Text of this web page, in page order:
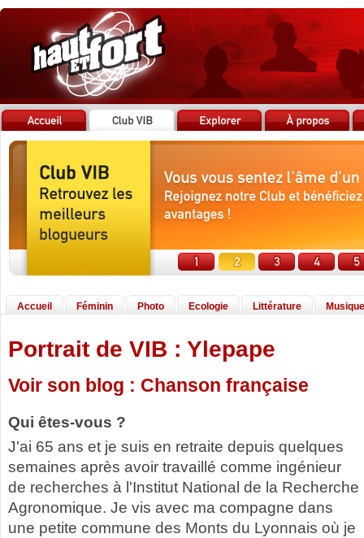
Accueil Féminin Photo Ecologie Littérature Musique
Portrait de VIB : Ylepape
Voir son blog : Chanson française
Qui êtes-vous ?
J'ai 65 ans et je suis en retraite depuis quelques
semaines après avoir travaillé comme ingénieur
de recherches à l'Institut National de la Recherche
Agronomique. Je vis avec ma compagne dans
une petite commune des Monts du Lyonnais où je